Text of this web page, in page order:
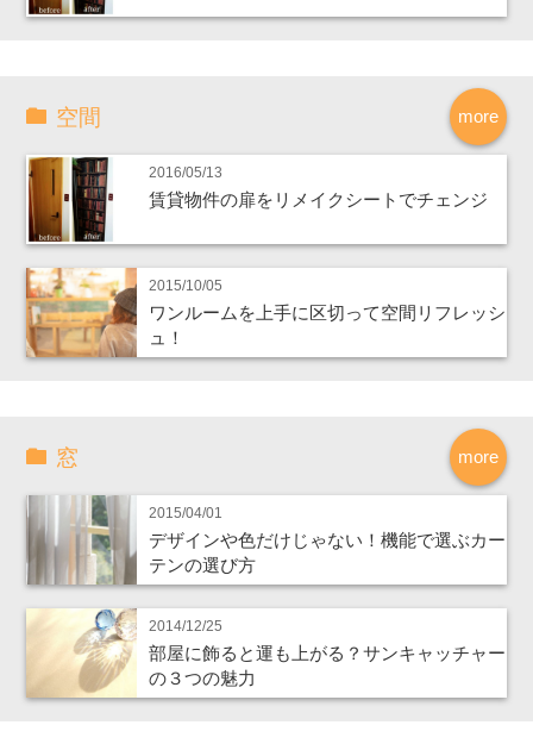
more
空間
2016/05/13
賃貸物件の扉をリメイクシートでチェンジ
2015/10/05
ワンルームを上手に区切って空間リフレッシ
ュ！
more
窓
2015/04/01
デザインや色だけじゃない！機能で選ぶカー
テンの選び方
2014/12/25
部屋に飾ると運も上がる？サンキャッチャー
の３つの魅力